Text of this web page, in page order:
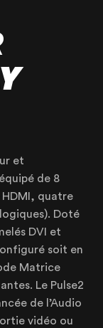
et
de 8
quatre
Doté
DVI et
soit en
Matrice
Le Pulse2
de l’Audio
vidéo ou